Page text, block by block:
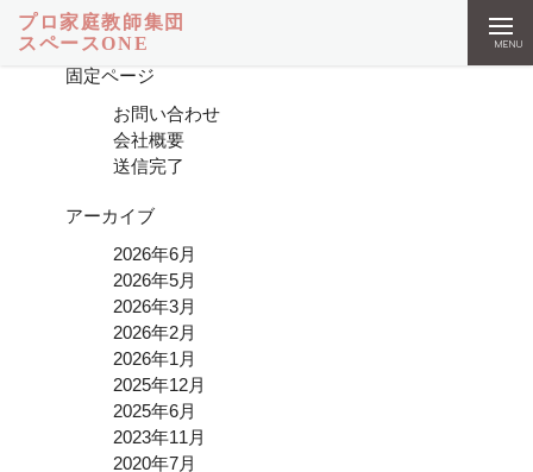
MENU
検索:
固定ページ
お問い合わせ
会社概要
送信完了
アーカイブ
2026年6月
2026年5月
2026年3月
2026年2月
2026年1月
2025年12月
2025年6月
2023年11月
2020年7月